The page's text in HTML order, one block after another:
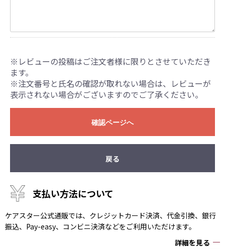
※レビューの投稿はご注文者様に限りとさせていただき
ます。
※注文番号と氏名の確認が取れない場合は、レビューが
表示されない場合がございますのでご了承ください。
確認ページへ
戻る
支払い方法について
ケアスター公式通販では、クレジットカード決済、代金引換、銀行
振込、Pay-easy、コンビニ決済などをご利用いただけます。
詳細を見る